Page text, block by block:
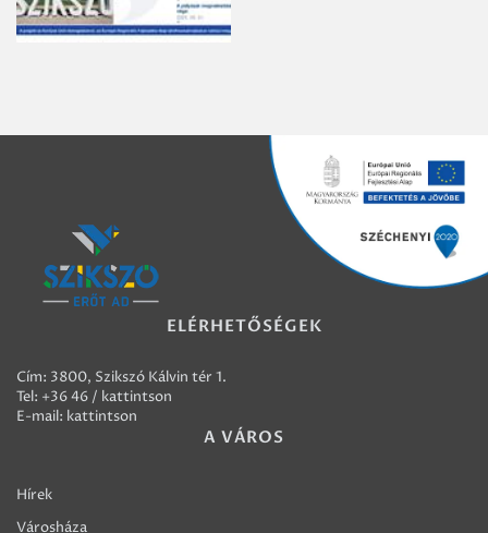
ELÉRHETŐSÉGEK
Cím: 3800, Szikszó Kálvin tér 1.
Tel: +36 46 / kattintson
E-mail: kattintson
A VÁROS
Hírek
Városháza